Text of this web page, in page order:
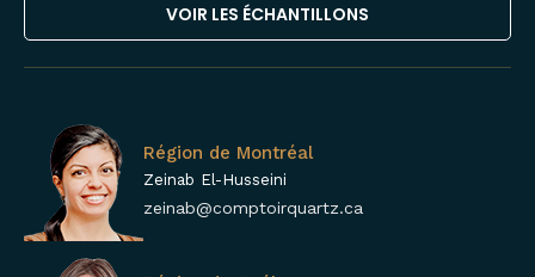
VOIR LES ÉCHANTILLONS
Région de Montréal
Zeinab El-Husseini
zeinab@comptoirquartz.ca